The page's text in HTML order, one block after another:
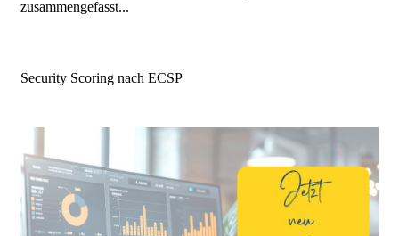
zusammengefasst...
Security Scoring nach ECSP